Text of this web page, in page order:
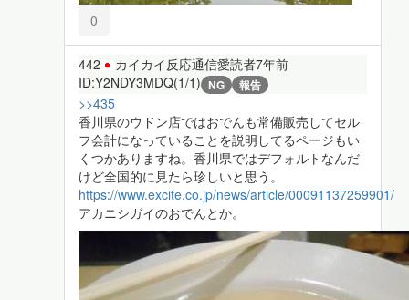
0
442 カイカイ反応通信愛読者7年前
ID:Y2NDY3MDQ(1/1) NG 報告
>>435
香川県のウドン店ではおでんも常備販売してセル
フ会計になっていることを説明してるページもい
くつかありますね。香川県ではデフォルトなんだ
けど全国的に見たら珍しいと思う。
https://www.excite.co.jp/news/article/00091137259901/
アカニシガイのおでんとか。